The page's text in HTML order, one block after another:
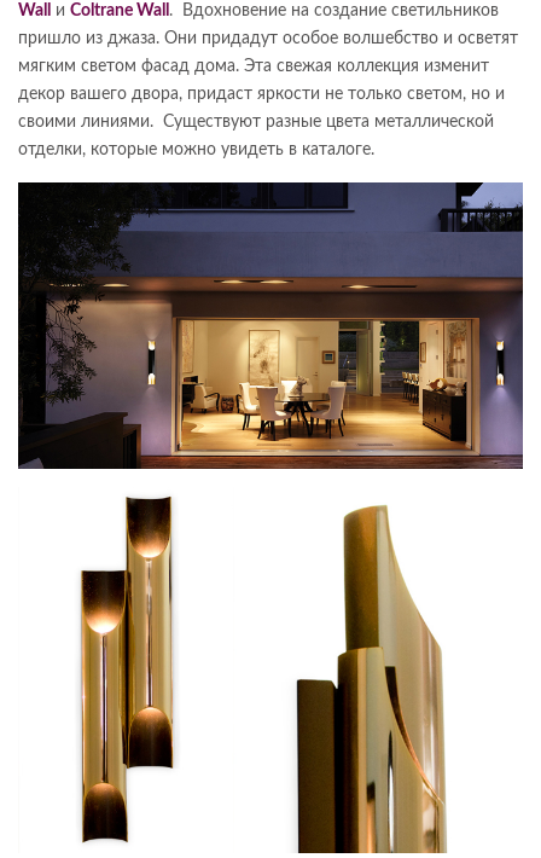
Wall
и Coltrane Wall . Вдохновение на создание светильников
пришло из джаза. Они придадут особое волшебство и осветят
мягким светом фасад дома. Эта свежая коллекция изменит
декор вашего двора, придаст яркости не только светом, но и
своими линиями. Существуют разные цвета металлической
отделки, которые можно увидеть в каталоге.